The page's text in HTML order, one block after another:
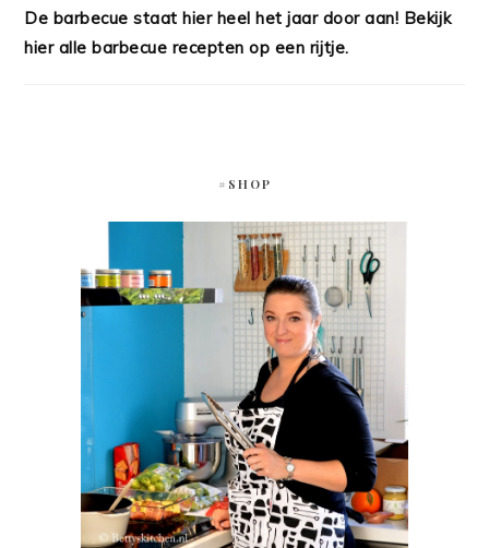
De barbecue staat hier heel het jaar door aan! Bekijk
hier alle barbecue recepten op een rijtje.
#SHOP